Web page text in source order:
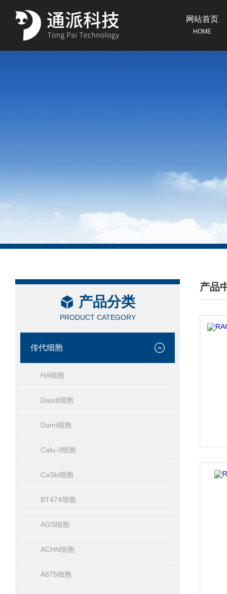
网站首页
HOME
产品分类
PRODUCT CATEGORY
传代细胞
HA细胞
Daudi细胞
Dami细胞
Calu-3细胞
CaSki细胞
BT474细胞
AGS细胞
ACHN细胞
A875细胞
产品
/